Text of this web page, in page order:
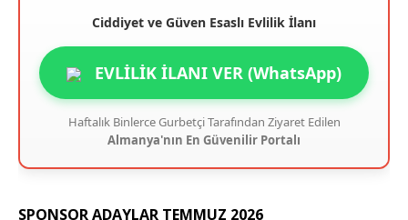
Ciddiyet ve Güven Esaslı Evlilik İlanı
EVLİLİK İLANI VER (WhatsApp)
Haftalık Binlerce Gurbetçi Tarafından Ziyaret Edilen
Almanya'nın En Güvenilir Portalı
SPONSOR ADAYLAR TEMMUZ 2026